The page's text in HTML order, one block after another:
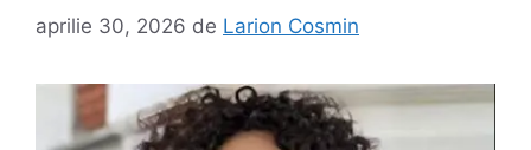
aprilie 30, 2026 de Larion Cosmin